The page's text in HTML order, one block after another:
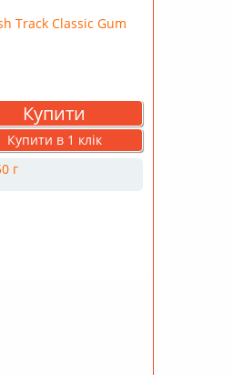
Купити
Купити в 1 клік